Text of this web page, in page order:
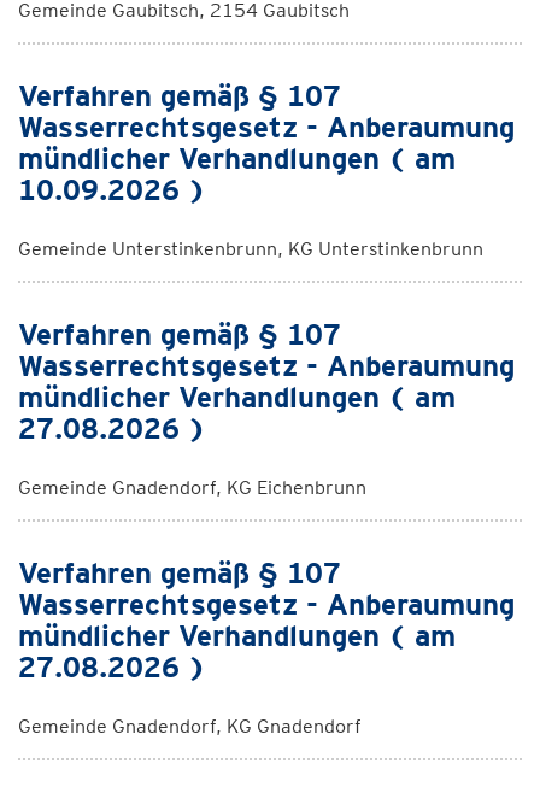
Gemeinde Gaubitsch, 2154 Gaubitsch
Verfahren gemäß § 107
Wasserrechtsgesetz - Anberaumung
mündlicher Verhandlungen ( am
10.09.2026 )
Gemeinde Unterstinkenbrunn, KG Unterstinkenbrunn
Verfahren gemäß § 107
Wasserrechtsgesetz - Anberaumung
mündlicher Verhandlungen ( am
27.08.2026 )
Gemeinde Gnadendorf, KG Eichenbrunn
Verfahren gemäß § 107
Wasserrechtsgesetz - Anberaumung
mündlicher Verhandlungen ( am
27.08.2026 )
Gemeinde Gnadendorf, KG Gnadendorf